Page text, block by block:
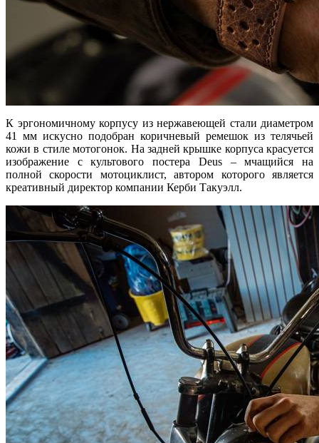
К эргономичному корпусу из нержавеющей стали диаметром
41 мм искусно подобран коричневый ремешок из телячьей
кожи в стиле мотогонок. На задней крышке корпуса красуется
изображение с культового постера Deus – мчащийся на
полной скорости мотоциклист, автором которого является
креативный директор компании Керби Такуэлл.